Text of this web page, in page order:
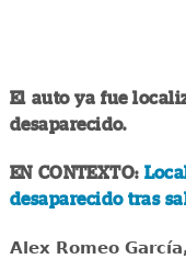
El auto ya fue
desaparecido.
EN CONTEXTO:
desaparecido tras
Alex Romeo